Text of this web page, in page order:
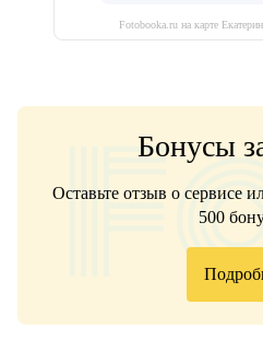
Fotobooka.ru на карте
Бонусы
Оставьте отзыв о сервисе
500